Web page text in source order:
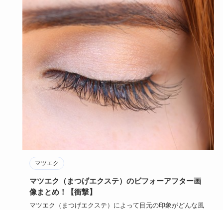
マツエク
マツエク（まつげエクステ）のビフォーアフター画
像まとめ！【衝撃】
マツエク（まつげエクステ）によって目元の印象がどんな風